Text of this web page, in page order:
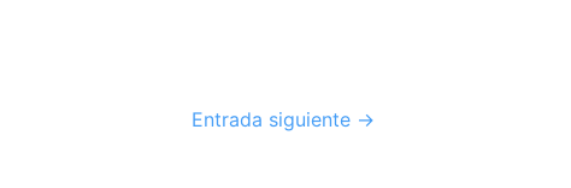
Entrada siguiente →